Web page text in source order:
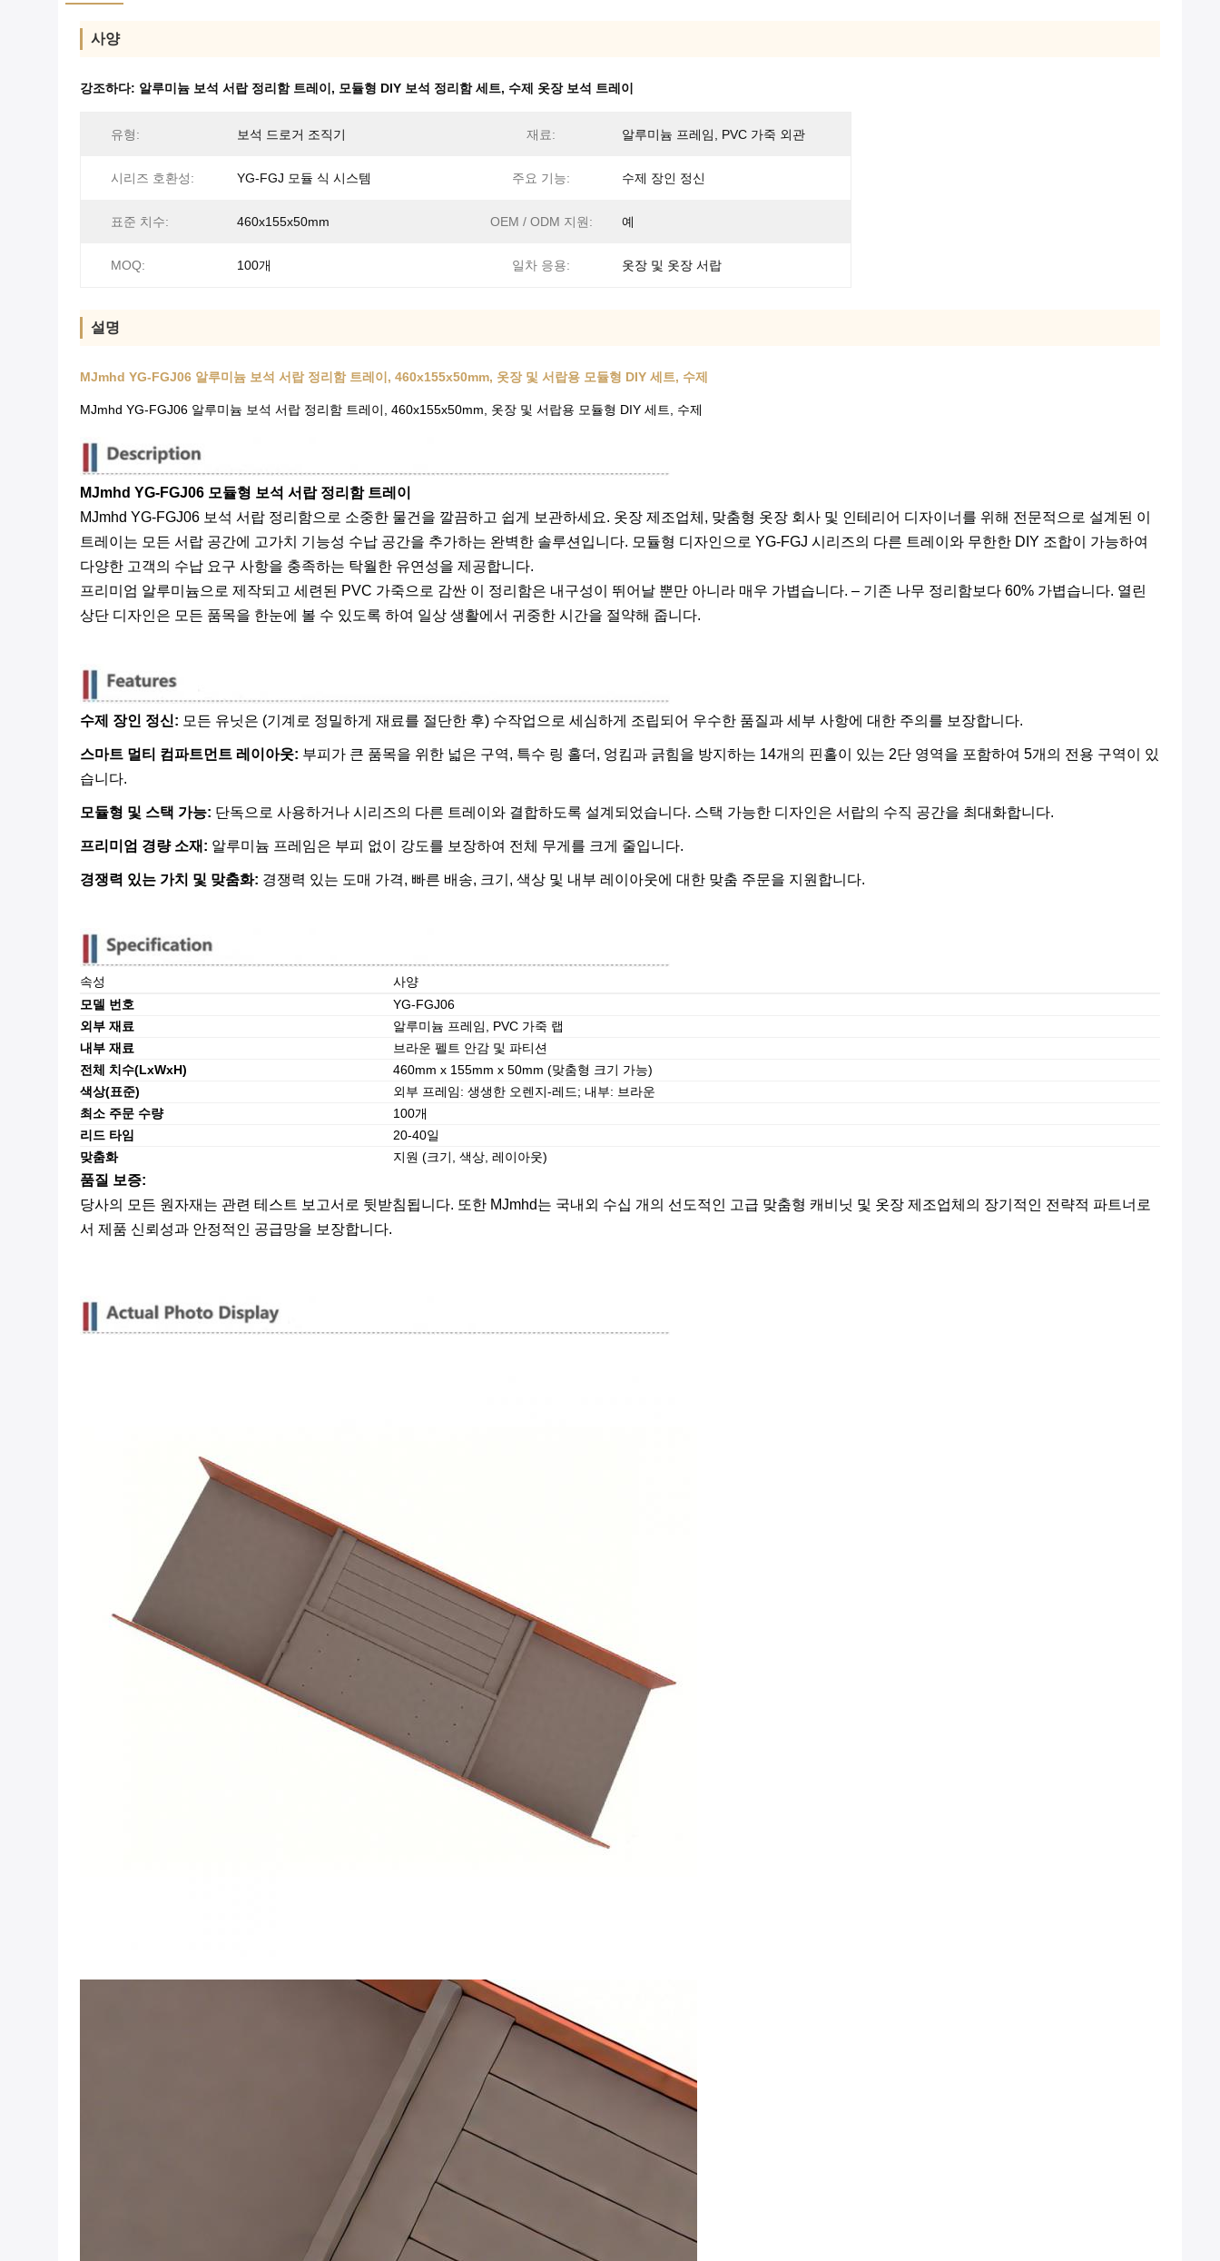
사양
강조하다: 알루미늄 보석 서랍 정리함 트레이 , 모듈형 DIY 보석 정리함 세트, 수제 옷장 보석 트레이
유형: 보석 드로거 조직기 재료: 알루미늄 프레임, PVC 가죽 외관
시리즈 호환성: YG-FGJ 모듈 식 시스템 주요 기능: 수제 장인 정신
표준 치수: 460x155x50mm OEM / ODM 지원: 예
MOQ: 100개 일차 응용: 옷장 및 옷장 서랍
설명
MJmhd YG-FGJ06 알루미늄 보석 서랍 정리함 트레이, 460x155x50mm, 옷장 및 서랍용 모듈형 DIY 세트, 수제
MJmhd YG-FGJ06 알루미늄 보석 서랍 정리함 트레이, 460x155x50mm, 옷장 및 서랍용 모듈형 DIY 세트, 수제
MJmhd YG-FGJ06 모듈형 보석 서랍 정리함 트레이
MJmhd YG-FGJ06 보석 서랍 정리함으로 소중한 물건을 깔끔하고 쉽게 보관하세요. 옷장 제조업체, 맞춤형 옷장 회사 및 인테리어 디자이너를 위해 전문적으로 설계된 이
트레이는 모든 서랍 공간에 고가치 기능성 수납 공간을 추가하는 완벽한 솔루션입니다. 모듈형 디자인으로 YG-FGJ 시리즈의 다른 트레이와 무한한 DIY 조합이 가능하여
다양한 고객의 수납 요구 사항을 충족하는 탁월한 유연성을 제공합니다.
프리미엄 알루미늄으로 제작되고 세련된 PVC 가죽으로 감싼 이 정리함은 내구성이 뛰어날 뿐만 아니라 매우 가볍습니다. – 기존 나무 정리함보다 60% 가볍습니다. 열린
상단 디자인은 모든 품목을 한눈에 볼 수 있도록 하여 일상 생활에서 귀중한 시간을 절약해 줍니다.
수제 장인 정신: ​ 모든 유닛은 (기계로 정밀하게 재료를 절단한 후) 수작업으로 세심하게 조립되어 우수한 품질과 세부 사항에 대한 주의를 보장합니다.
스마트 멀티 컴파트먼트 레이아웃: ​ 부피가 큰 품목을 위한 넓은 구역, 특수 링 홀더, 엉킴과 긁힘을 방지하는 14개의 핀홀이 있는 2단 영역을 포함하여 5개의 전용 구역이 있
습니다.
모듈형 및 스택 가능: ​ 단독으로 사용하거나 시리즈의 다른 트레이와 결합하도록 설계되었습니다. 스택 가능한 디자인은 서랍의 수직 공간을 최대화합니다.
프리미엄 경량 소재: ​ 알루미늄 프레임은 부피 없이 강도를 보장하여 전체 무게를 크게 줄입니다.
경쟁력 있는 가치 및 맞춤화: ​ 경쟁력 있는 도매 가격, 빠른 배송, 크기, 색상 및 내부 레이아웃에 대한 맞춤 주문을 지원합니다.
속성
사양
모델 번호
YG-FGJ06
외부 재료
알루미늄 프레임, PVC 가죽 랩
내부 재료
브라운 펠트 안감 및 파티션
전체 치수(LxWxH)
460mm x 155mm x 50mm (맞춤형 크기 가능)
색상(표준)
외부 프레임: 생생한 오렌지-레드; 내부: 브라운
최소 주문 수량
100개
리드 타임
20-40일
맞춤화
지원 (크기, 색상, 레이아웃)
품질 보증:
당사의 모든 원자재는 관련 테스트 보고서로 뒷받침됩니다. 또한 MJmhd는 국내외 수십 개의 선도적인 고급 맞춤형 캐비닛 및 옷장 제조업체의 장기적인 전략적 파트너로
서 제품 신뢰성과 안정적인 공급망을 보장합니다.